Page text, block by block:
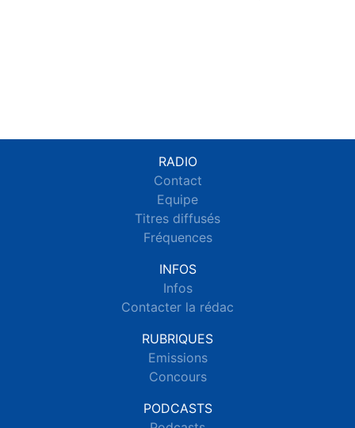
RADIO
Contact
Equipe
Titres diffusés
Fréquences
INFOS
Infos
Contacter la rédac
RUBRIQUES
Emissions
Concours
PODCASTS